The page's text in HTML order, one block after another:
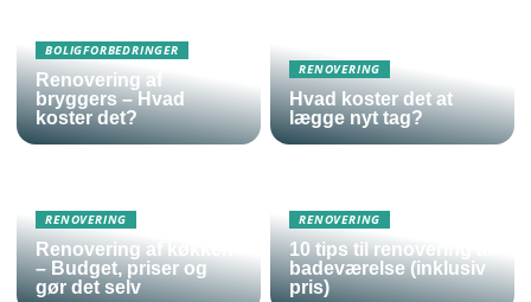
BOLIGFORBEDRINGER
Renovering af
bryggers – Hvad
koster det?
RENOVERING
Hvad koster det at
lægge nyt tag?
RENOVERING
Renovering af køkken
– Budget, priser og
gør det selv
RENOVERING
10 tips til renovering af
badeværelse (inklusiv
pris)